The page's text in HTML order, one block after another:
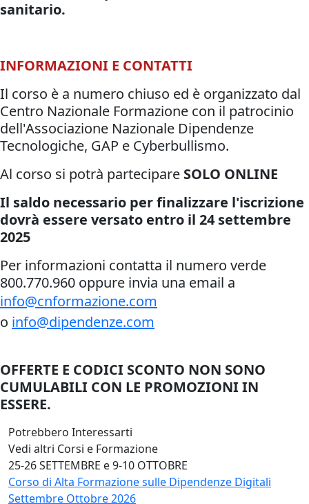
sanitario.
INFORMAZIONI E CONTATTI
Il corso è a numero chiuso ed è organizzato dal
Centro Nazionale Formazione con il patrocinio
dell'Associazione Nazionale Dipendenze
Tecnologiche, GAP e Cyberbullismo.
Al corso si potrà partecipare SOLO ONLINE
Il saldo necessario per finalizzare l'iscrizione
dovrà essere versato entro il 24 settembre
2025
Per informazioni contatta il numero verde
800.770.960 oppure invia una email a
info@cnformazione.com
o info@dipendenze.com
OFFERTE E CODICI SCONTO NON SONO
CUMULABILI CON LE PROMOZIONI IN
ESSERE.
Potrebbero Interessarti
Vedi altri Corsi e Formazione
25-26 SETTEMBRE e 9-10 OTTOBRE
Corso di Alta Formazione sulle Dipendenze Digitali
Settembre Ottobre 2026